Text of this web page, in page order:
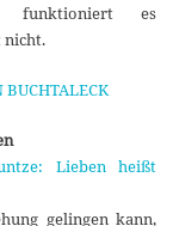
funktioniert es
nicht.
BUCHTALECK
Lieben heißt
gelingen kann,